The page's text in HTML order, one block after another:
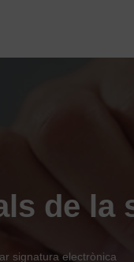
de la
signatura electrònica